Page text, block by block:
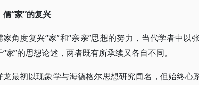
儒“家”的复兴
家角度复兴“家”和“亲亲”思想的努力，当代学者中
家”的思想论述，两者既有所承续又各自不同。
龙最初以现象学与海德格尔思想研究闻名，但始终心